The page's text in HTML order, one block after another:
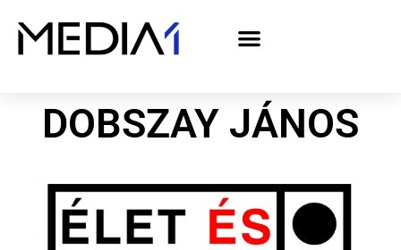
DOBSZAY JÁNOS